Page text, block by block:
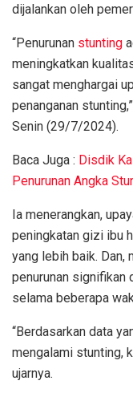
dijalankan oleh
“Penurunan stunting
meningkatkan
sangat menghargai
penanganan
Senin (29/7/2024).
Baca Juga : Disdik
Penurunan Angka
Ia menerangkan,
peningkatan gizi ibu
yang lebih baik. Dan,
penurunan signifikan
selama beberapa
“Berdasarkan data
mengalami stunting,
ujarnya.